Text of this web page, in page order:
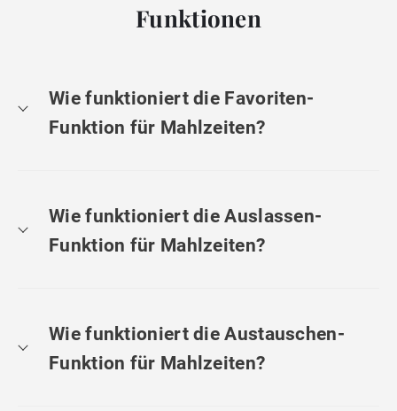
Funktionen
Wie funktioniert die Favoriten-
Funktion für Mahlzeiten?
Wie funktioniert die Auslassen-
Funktion für Mahlzeiten?
Wie funktioniert die Austauschen-
Funktion für Mahlzeiten?